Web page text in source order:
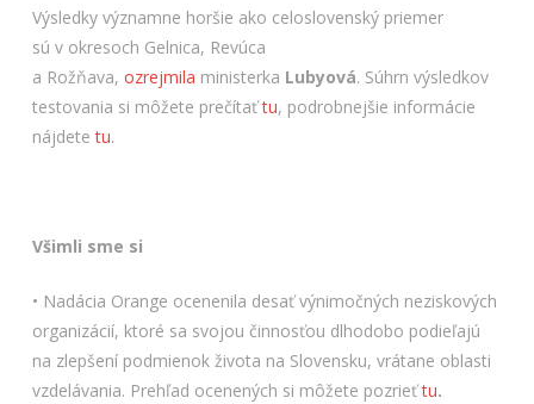
Výsledky významne horšie ako celoslovenský priemer
sú v okresoch Gelnica, Revúca
a Rožňava, ozrejmila ministerka Lubyová. Súhrn výsledkov
testovania si môžete prečítaťtu, podrobnejšie informácie
nájdetetu.
Všimli sme si
• Nadácia Orange ocenenila desať výnimočných neziskových
organizácií, ktoré sa svojou činnosťou dlhodobo podieľajú
na zlepšení podmienok života na Slovensku, vrátane oblasti
vzdelávania. Prehľad ocenených si môžete pozrieťtu.